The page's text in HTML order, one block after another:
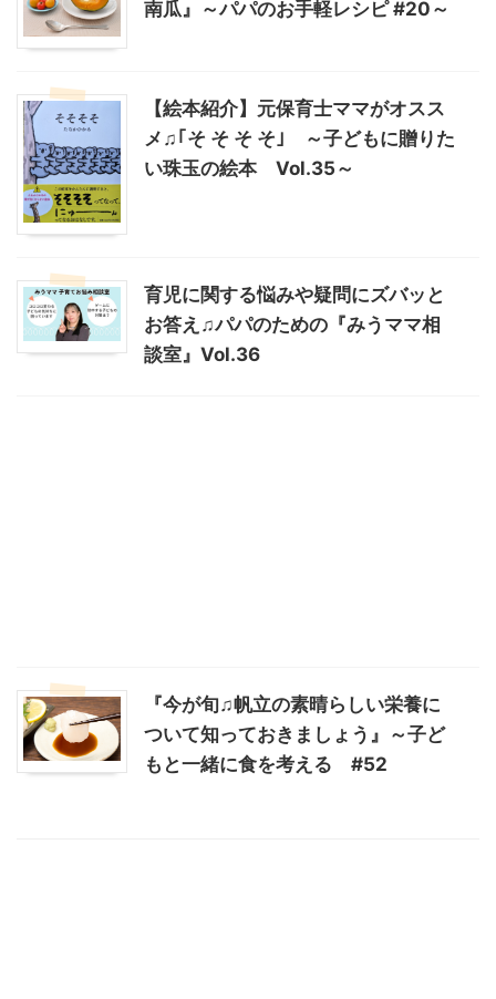
南瓜』～パパのお手軽レシピ #20～
【絵本紹介】元保育士ママがオスス
メ♫｢そ そ そ そ｣ ～子どもに贈りた
い珠玉の絵本 Vol.35～
育児に関する悩みや疑問にズバッと
お答え♫パパのための『みうママ相
談室』Vol.36
『今が旬♫帆立の素晴らしい栄養に
ついて知っておきましょう』～子ど
もと一緒に食を考える #52